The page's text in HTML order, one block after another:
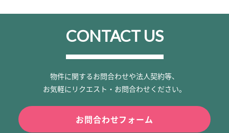
CONTACT US
物件に関するお問合わせや法人契約等、
お気軽にリクエスト・お問合わせください。
お問合わせフォーム